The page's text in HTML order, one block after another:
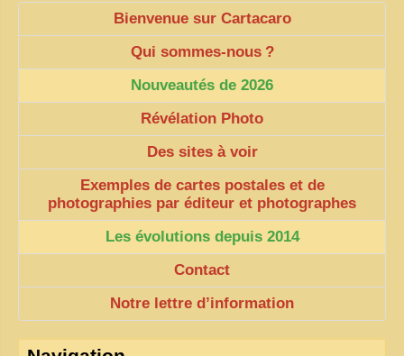
Bienvenue sur Cartacaro
Qui sommes-nous ?
Nouveautés de 2026
Révélation Photo
Des sites à voir
Exemples de cartes postales et de
photographies par éditeur et photographes
Les évolutions depuis 2014
Contact
Notre lettre d’information